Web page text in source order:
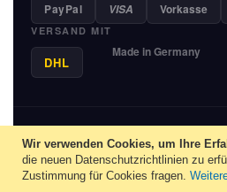
Wir verwenden Cookies, um Ihre
die neuen Datenschutzrichtlinien zu
Zustimmung für Cookies fragen.
PayPal VISA Vorkasse
VERSAND MIT
DHL
Made in Germany
© 2013-2026 MiauFinder - Unit M.E.C.
Rechte vorbehalten.
Deutsch